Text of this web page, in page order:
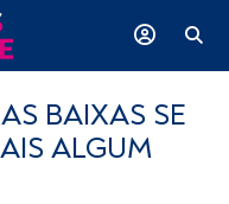
BAIXAS SE
ALGUM